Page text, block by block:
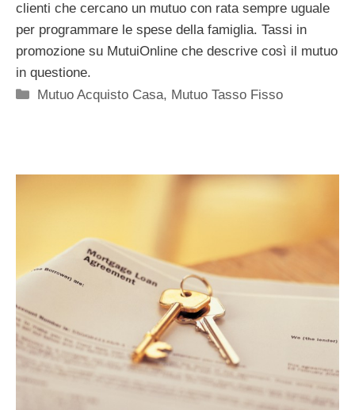
clienti che cercano un mutuo con rata sempre uguale
per programmare le spese della famiglia. Tassi in
promozione su MutuiOnline che descrive così il mutuo
in questione.
Categorie
Mutuo Acquisto Casa, Mutuo Tasso Fisso